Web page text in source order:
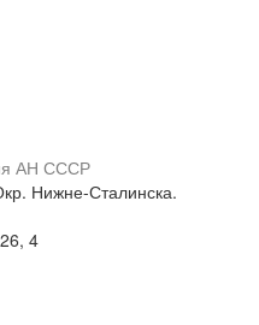
АН СССР
Нижне-Сталинска.
4